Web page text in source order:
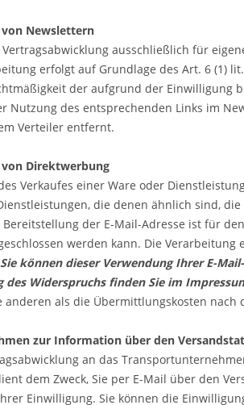
von Newslettern
ausschließlich für
erfolgt auf Grundlage des Art. 6 (1)
der aufgrund der Einwilligung
Nutzung des entsprechenden Links im
Verteiler entfernt.
von Direktwerbung
Verkaufes einer Ware oder
die denen ähnlich sind,
der E-Mail-Adresse ist für
werden kann. Die Verarbeitung
Sie können dieser Verwendung Ihrer E-
Widerspruchs finden Sie im
als die Übermittlungskosten nach
zur Information über den
an das
dem Zweck, Sie per E-Mail über den
Einwilligung. Sie können die